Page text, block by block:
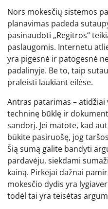
Nors mokesčių sistemos
planavimas padeda
pasinaudoti „Regitros“
paslaugomis. Internetu
yra pigesnė ir patogesnė
padalinyje. Be to, taip
praleisti laukiant eilėse.
Antras patarimas –
techninę būklę ir
sandorį. Jei matote, kad
būkite pasiruošę, jog
Šią sumą galite bandyti
pardavėju, siekdami
kainą. Pirkėjai dažnai
mokesčio dydis yra
todėl tai yra teisėtas